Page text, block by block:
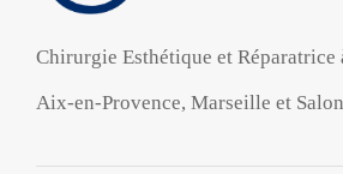
Chirurgie Esthétique et Réparatrice
Aix-en-Provence, Marseille et